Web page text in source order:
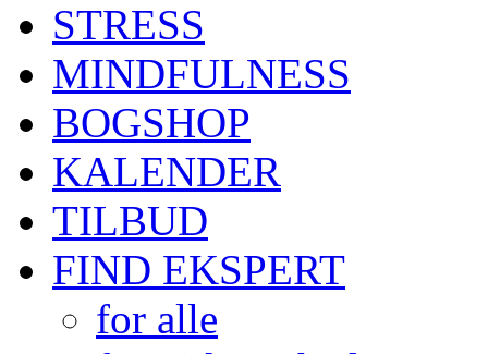
STRESS
MINDFULNESS
BOGSHOP
KALENDER
TILBUD
FIND EKSPERT
for alle